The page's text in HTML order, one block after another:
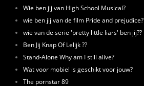
Wie ben jij van High School Musical?
wie ben jij van de film Pride and prejudice?
wie van de serie 'pretty little liars' ben jij??
Ben Jij Knap Of Lelijk ??
Stand-Alone Why am I still alive?
Wat voor mobiel is geschikt voor jouw?
The pornstar 89